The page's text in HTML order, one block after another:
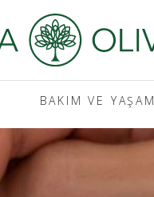
BAKIM VE YAŞAM